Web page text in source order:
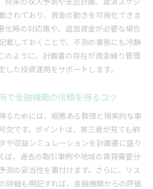
されており、資金の動きを可視化できま
化時の対応策や、追加資金が必要な場合
載しておくことで、不測の事態にも冷静
のように、計画書の存在が資金繰り管理
した投資運用をサポートします。
で金融機関の信頼を得るコツ
るためには、根拠ある数値と現実的な事
欠です。ポイントは、第三者が見ても納
や収益シミュレーションを計画書に盛り
ば、過去の取引事例や地域の賃貸需要分
測の妥当性を裏付けます。さらに、リス
詳細も明記すれば、金融機関からの評価